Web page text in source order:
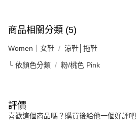
商品相關分類 (5)
Women｜女鞋 涼鞋│拖鞋
└ 依顏色分類 粉/桃色 Pink
評價
喜歡這個商品嗎？購買後給他一個好評吧